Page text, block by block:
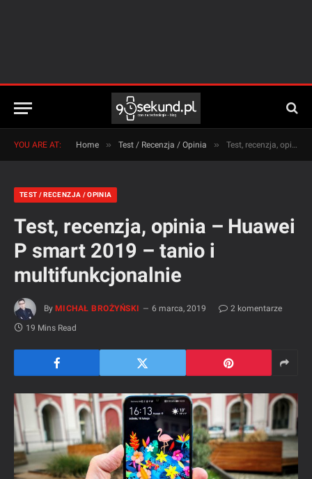
YOU ARE AT: Home » Test / Recenzja / Opinia » Test, recenzja, opinia – Huawei P smart 2019 – tanio i multifunkcjonalnie
TEST / RECENZJA / OPINIA
Test, recenzja, opinia – Huawei
P smart 2019 – tanio i
multifunkcjonalnie
By MICHAŁ BROŻYŃSKI 6 marca, 2019
2 komentarze
19 Mins Read